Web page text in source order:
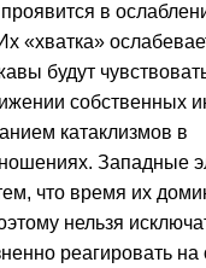
в
«хватка»
будут
собственных
катаклизмов в
Западные
что время их
нельзя
реагировать